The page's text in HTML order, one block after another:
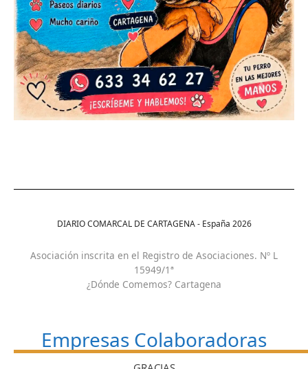
DIARIO COMARCAL DE CARTAGENA - España 2026
Asociación inscrita en el Registro de Asociaciones. Nº L
15949/1ª
¿Dónde Comemos? Cartagena
Empresas Colaboradoras